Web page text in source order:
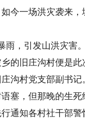
一场洪灾袭来，
，引发山洪灾害。
的旧庄沟村便是此
村党支部副书记
塞，但那晚的生死
知各村社干部警